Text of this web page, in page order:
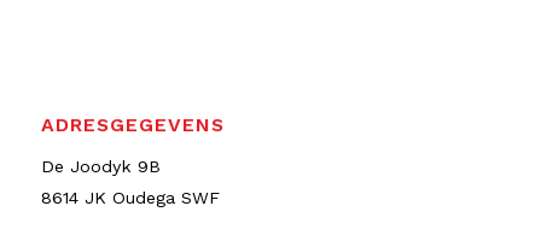
ADRESGEGEVENS
De Joodyk 9B
8614 JK Oudega SWF